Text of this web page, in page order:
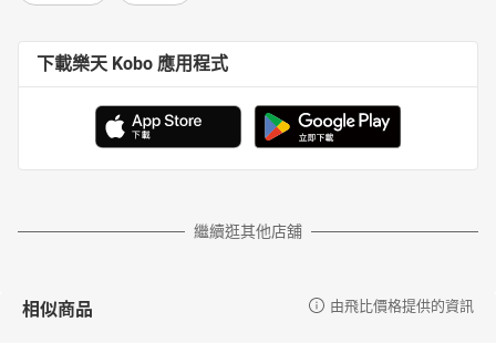
下載樂天 Kobo 應用程式
繼續逛其他店舖
相似商品 由飛比價格提供的資訊